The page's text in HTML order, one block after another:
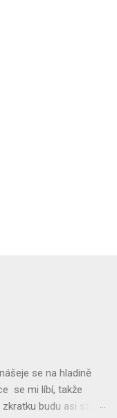
se na hladině
se mi líbí, takže
budu asi stále